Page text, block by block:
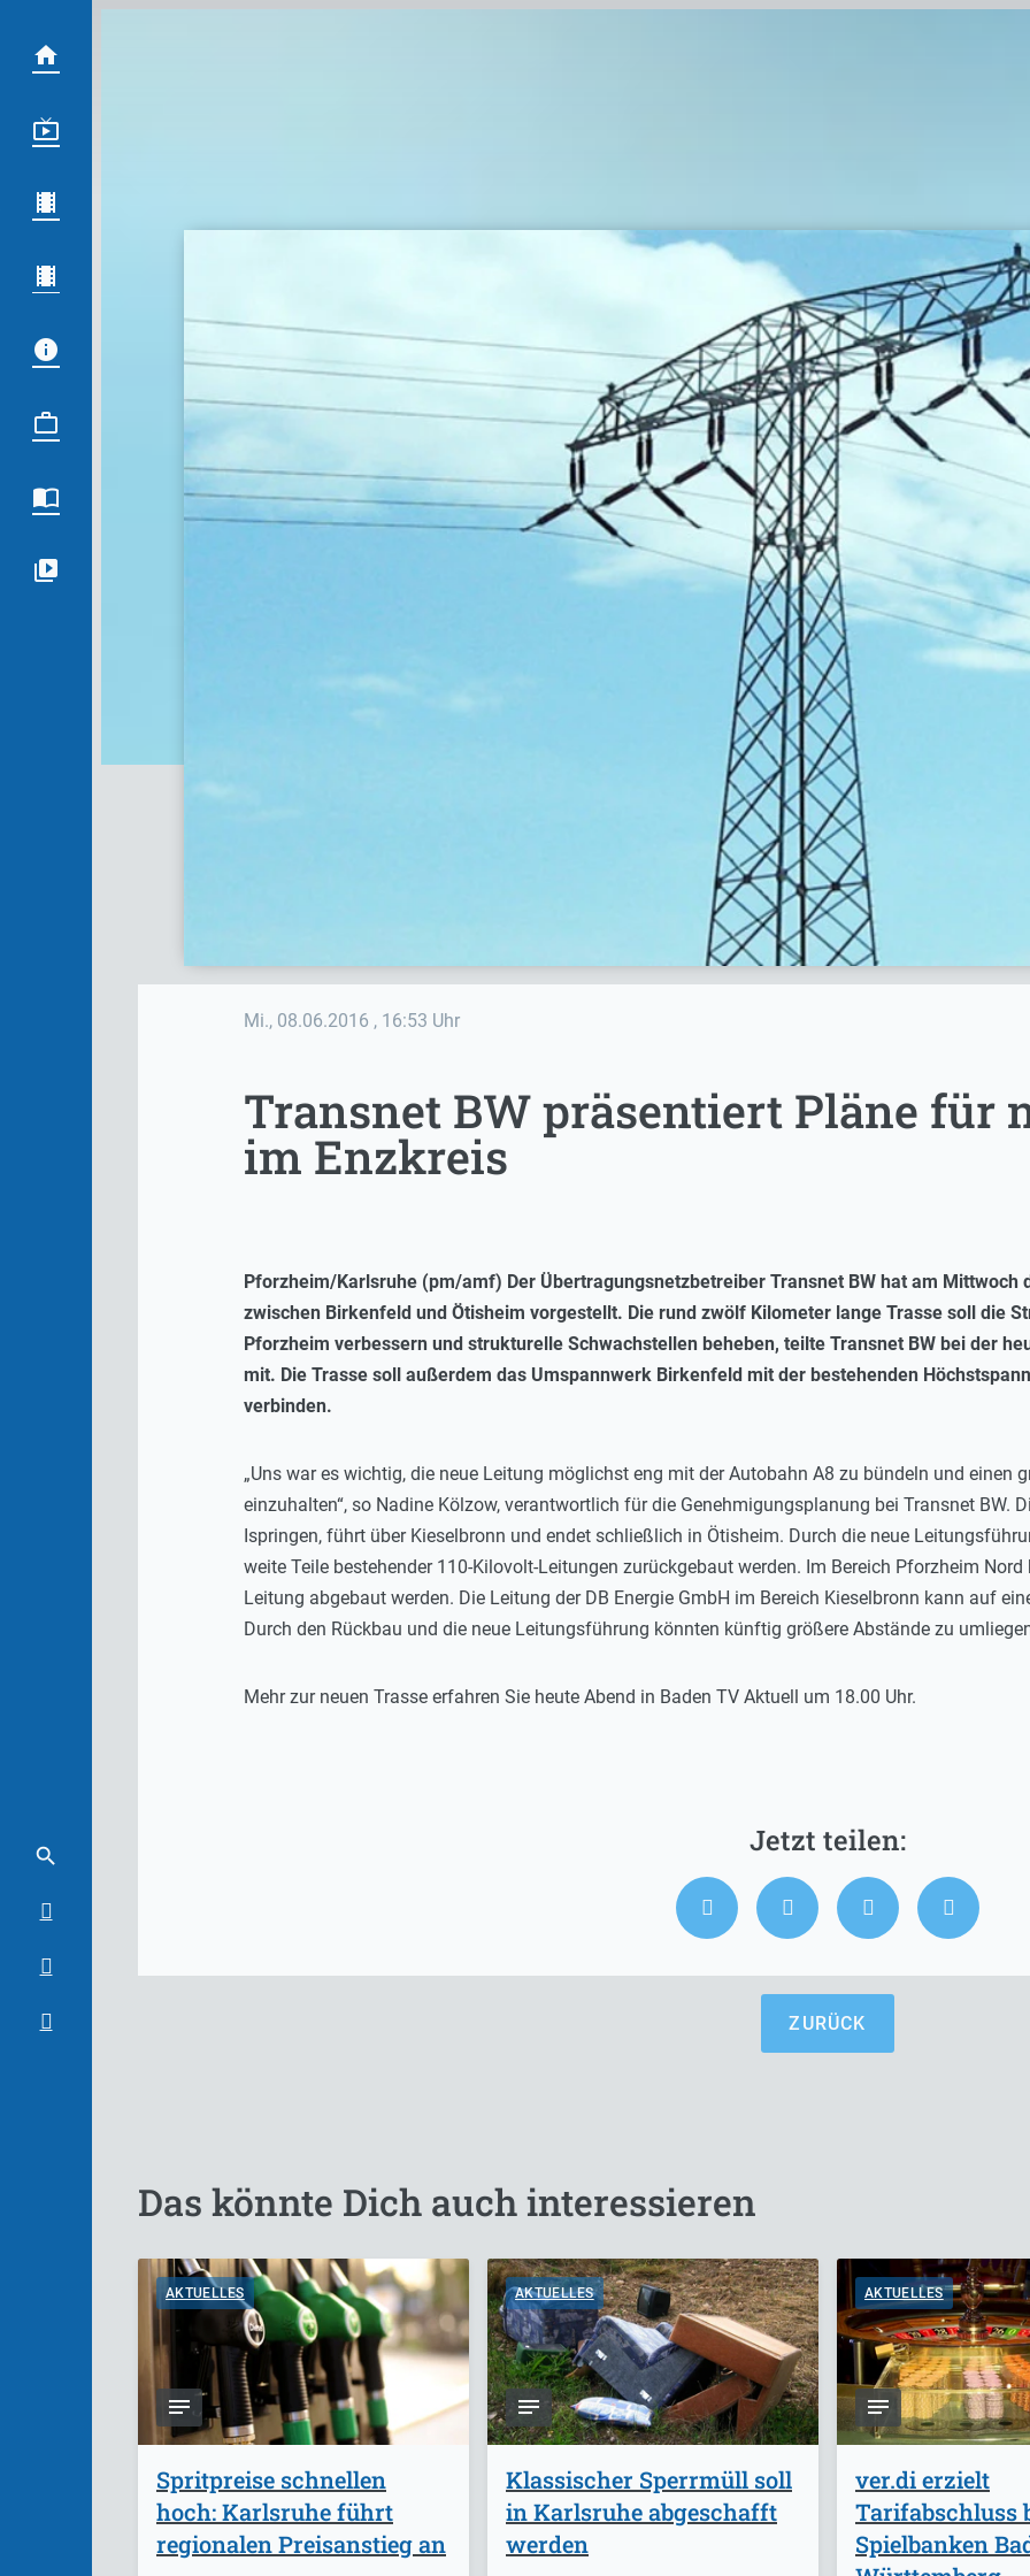
Mi., 08.06.2016 , 16:53 Uhr
Transnet BW präsentiert Pläne für
im Enzkreis
Pforzheim/Karlsruhe (pm/amf) Der Übertragungsnetzbetreiber Transnet BW hat am Mittwoch
zwischen Birkenfeld und Ötisheim vorgestellt. Die rund zwölf Kilometer lange Trasse soll die
Pforzheim verbessern und strukturelle Schwachstellen beheben, teilte Transnet BW bei der
mit. Die Trasse soll außerdem das Umspannwerk Birkenfeld mit der bestehenden
verbinden.
„Uns war es wichtig, die neue Leitung möglichst eng mit der Autobahn A8 zu bündeln und einen
einzuhalten“, so Nadine Kölzow, verantwortlich für die Genehmigungsplanung bei Transnet BW.
Ispringen, führt über Kieselbronn und endet schließlich in Ötisheim. Durch die neue
weite Teile bestehender 110-Kilovolt-Leitungen zurückgebaut werden. Im Bereich Pforzheim
Leitung abgebaut werden. Die Leitung der DB Energie GmbH im Bereich Kieselbronn kann auf
Durch den Rückbau und die neue Leitungsführung könnten künftig größere Abstände zu
Mehr zur neuen Trasse erfahren Sie heute Abend in Baden TV Aktuell um 18.00 Uhr.
ZURÜCK
Das könnte Dich auch interessieren
AKTUELLES
Spritpreise schnellen
hoch: Karlsruhe führt
regionalen Preisanstieg an
AKTUELLES
Klassischer Sperrmüll soll
in Karlsruhe abgeschafft
werden
AKTUELLES
ver.di erzielt
Tarifabschluss
Spielbanken